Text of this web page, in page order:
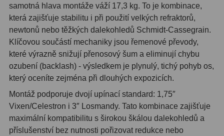
Adaptéry M4833
Filtry L-RGB7
Filtry Pass6
Filtry Block 10
Filtry Clip 5
Filtry CCD Hα, OIII7
samotná hlava montáže váží 17,3 kg. To je kombinace,
která zajišťuje stabilitu i při použití velkých refraktorů,
newtonů nebo těžkých dalekohledů Schmidt-Cassegrain.
Klíčovou součástí mechaniky jsou řemenové převody,
které výrazně snižují přenosový šum a eliminují chybu
ozubení (backlash) - výsledkem je plynulý, tichý pohyb os,
který oceníte zejména při dlouhých expozicích.
Montáž podporuje dvojí upínací standard: 1,75″
Vixen/Celestron i 3″ Losmandy. Tato kombinace zajišťuje
maximální kompatibilitu s širokou škálou dalekohledů a
příslušenství bez nutnosti pořizovat redukce nebo